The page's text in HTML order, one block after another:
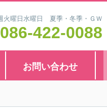
火曜日水曜日 夏季・冬季・ＧＷ
086-422-0088
お問い合わせ